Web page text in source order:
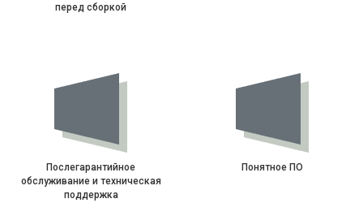
перед сборкой
Послегарантийное
обслуживание и техническая
поддержка
Понятное ПО